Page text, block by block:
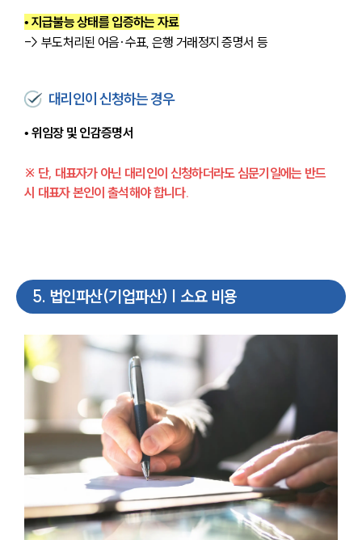
• 지급불능 상태를 입증하는 자료
-> 부도처리된 어음·수표, 은행 거래정지 증명서 등
대리인이 신청하는 경우
• 위임장 및 인감증명서
※ 단, 대표자가 아닌 대리인이 신청하더라도 심문기일에는 반드
시 대표자 본인이 출석해야 합니다.
5. 법인파산(기업파산) | 소요 비용